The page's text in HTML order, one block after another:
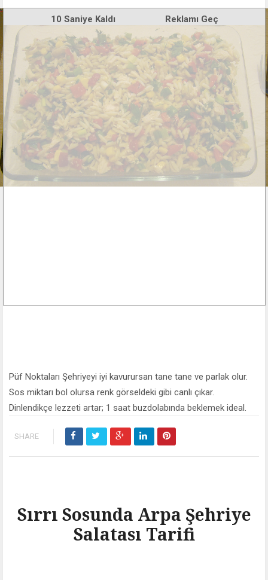
Reklamı Geç
10 Saniye Kaldı
Püf Noktaları Şehriyeyi iyi kavurursan tane tane ve parlak olur.
Sos miktarı bol olursa renk görseldeki gibi canlı çıkar.
Dinlendikçe lezzeti artar; 1 saat buzdolabında beklemek ideal.
SHARE
Sırrı Sosunda Arpa Şehriye
Salatası Tarifi